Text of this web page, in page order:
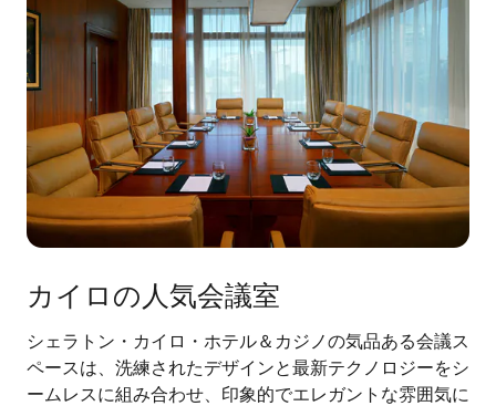
カイロの人気会議室
シェラトン・カイロ・ホテル＆カジノの気品ある会議ス
ペースは、洗練されたデザインと最新テクノロジーをシ
ームレスに組み合わせ、印象的でエレガントな雰囲気に